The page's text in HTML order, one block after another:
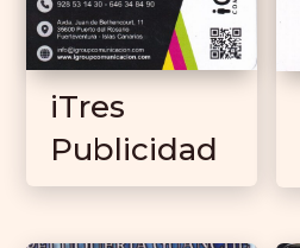
iTres
Publicidad